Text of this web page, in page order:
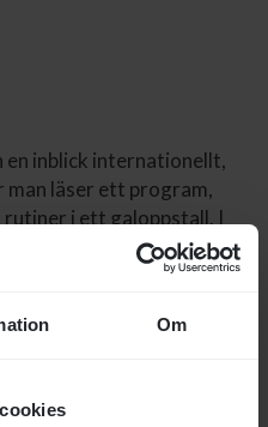
Om
inblick internationellt,
man läser ett program,
i ett galoppstall. I
på en galoppbana i
där du får följa